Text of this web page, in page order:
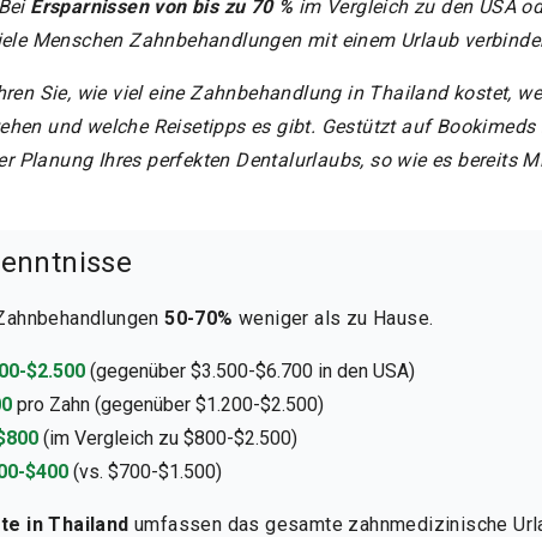
Ersparnissen von bis zu 70 % im Vergleich zu den USA
Menschen Zahnbehandlungen mit einem Urlaub
Sie, wie viel eine Zahnbehandlung in Thailand kostet,
und welche Reisetipps es gibt. Gestützt auf Bookimeds
Planung Ihres perfekten Dentalurlaubs, so wie es bereits
50-70% weniger als zu Hause.
$2.500 (gegenüber $3.500-$6.700 in den USA)
pro Zahn (gegenüber $1.200-$2.500)
(im Vergleich zu $800-$2.500)
$400 (vs. $700-$1.500)
in Thailand umfassen das gesamte zahnmedizinische